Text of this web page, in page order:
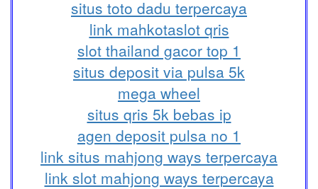
situs toto dadu terpercaya
link mahkotaslot qris
slot thailand gacor top 1
situs deposit via pulsa 5k
mega wheel
situs qris 5k bebas ip
agen deposit pulsa no 1
link situs mahjong ways terpercaya
link slot mahjong ways terpercaya